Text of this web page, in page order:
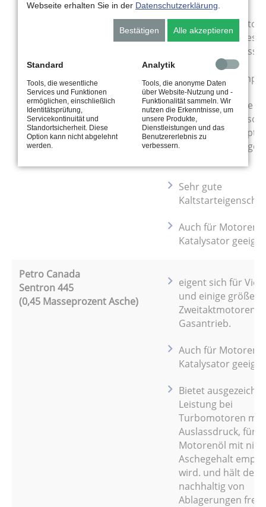
Sorgt für einen
schnelleren
und einen
Schmierstofffluss
niedrigen
Bietet eine lange
Öllebensdauer
ganzjährigen,
Schutz vor
Sehr gute
Auch für Motoren
Katalysator
Petro Canada
Sentron 445
(0,45 Masseprozent Asche)
eigent sich für
und einige größere
Zweitaktmotoren
Gasantrieb.
Auch für Motoren
Katalysator
Bietet
Leistung bei
Turbomotoren mit
Auslassdruck, für
Motorenöl mit
Aschegehalt
wird. und hält den
nachhaltig von
Ablagerungen frei.
Webseite erhalten Sie in der Datenschutzerklärung
Bestätigen Alle akzeptieren
Standard
Tools, die wesentliche
Services und Funktionen
ermöglichen, einschließlich
Identitätsprüfung,
Servicekontinuität und
Standortsicherheit. Diese
Option kann nicht abgelehnt
werden.
Analytik
Tools, die anonyme Daten
über Website-Nutzung und -
Funktionalität sammeln. Wir
nutzen die Erkenntnisse, um
unsere Produkte,
Dienstleistungen und das
Benutzererlebnis zu
verbessern.